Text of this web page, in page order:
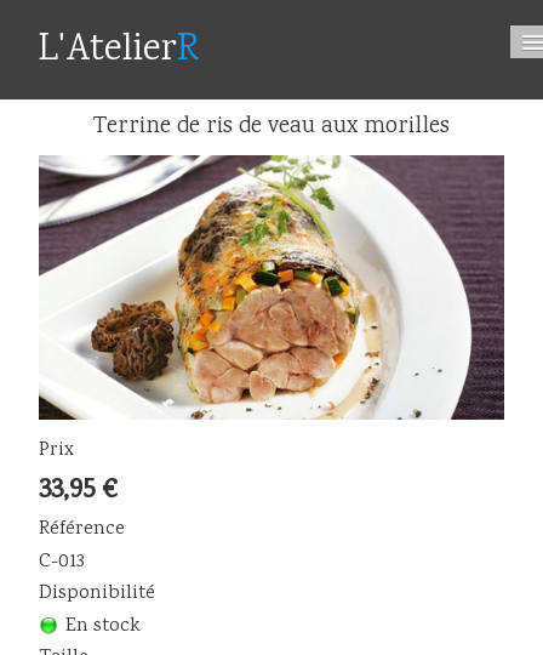
L'AtelierR
Aux Produits Tripiers
0
Terrine de ris de veau aux morilles
Prix
33,95 €
Référence
C-013
Disponibilité
En stock